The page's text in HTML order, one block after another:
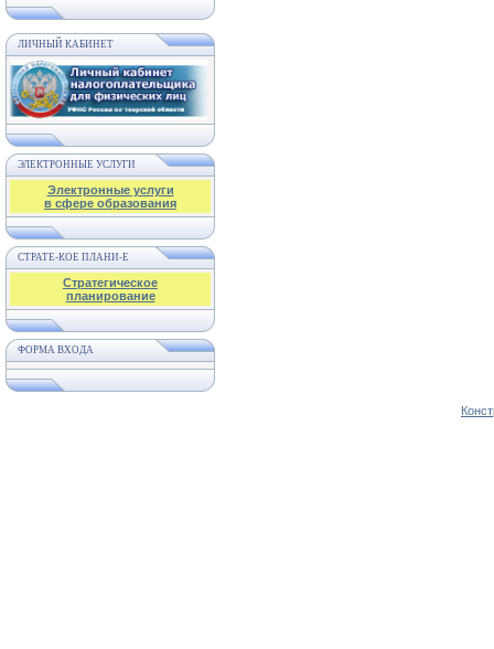
ЛИЧНЫЙ КАБИНЕТ
ЭЛЕКТРОННЫЕ УСЛУГИ
Электронные услуги
в сфере образования
СТРАТЕ-КОЕ ПЛАНИ-Е
Стратегическое
планирование
ФОРМА ВХОДА